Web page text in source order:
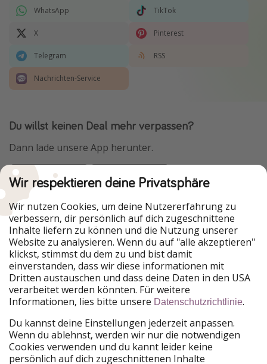
WhatsApp TikTok
X Pinterest
Telegram RSS
Nachrichten-Service
Du willst keinen Deal mehr verpassen?
Dann lade unsere App herunter.
Urlaubspiraten ist Teil der HolidayPirates Group
Unsere Märkte
PiratinViaggio
HolidayPirates
VakantiePiraten
WakacyjniPiraci
VoyagesPirates
Ferienpiraten
Urlaubspiraten
ViajerosPiratas
TravelPirates
HolidayPirates Group
Lerne uns kennen Rechtliches
Wir respektieren deine Privatsphäre
Wir nutzen Cookies, um deine Nutzererfahrung zu
verbessern, dir persönlich auf dich zugeschnittene
Inhalte liefern zu können und die Nutzung unserer
Website zu analysieren. Wenn du auf "alle akzeptieren"
klickst, stimmst du dem zu und bist damit
einverstanden, dass wir diese informationen mit
Dritten austauschen und dass deine Daten in den USA
verarbeitet werden könnten. Für weitere
Informationen, lies bitte unsere Datenschutzrichtlinie.
Du kannst deine Einstellungen jederzeit anpassen.
Wenn du ablehnst, werden wir nur die notwendigen
Cookies verwenden und du kannt leider keine
persönlich auf dich zugeschnittenen Inhalte